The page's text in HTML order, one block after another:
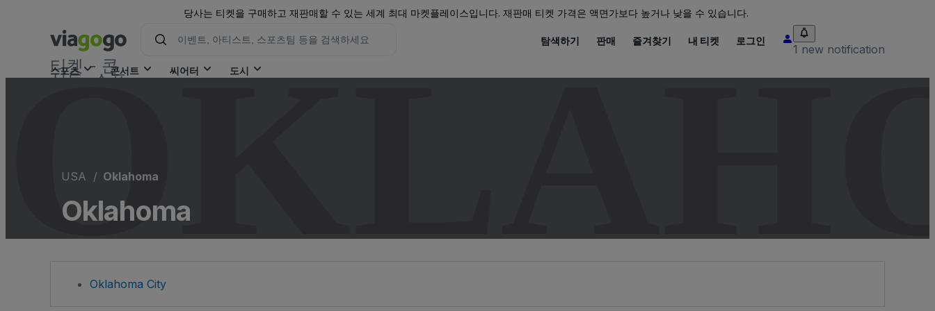
당사는 티켓을 구매하고 재판매할 수 있는 세계 최대 마켓플레이스입니다. 재판매 티켓 가격은 액면가보다 높거나 낮을 수 있습니다.
티켓 - 콘
서트, 스포
탐색하기 판매 즐겨찾기 내 티켓 로그인
1 new notification
스포츠 콘서트 씨어터 도시
USA Oklahoma
Oklahoma
Oklahoma City